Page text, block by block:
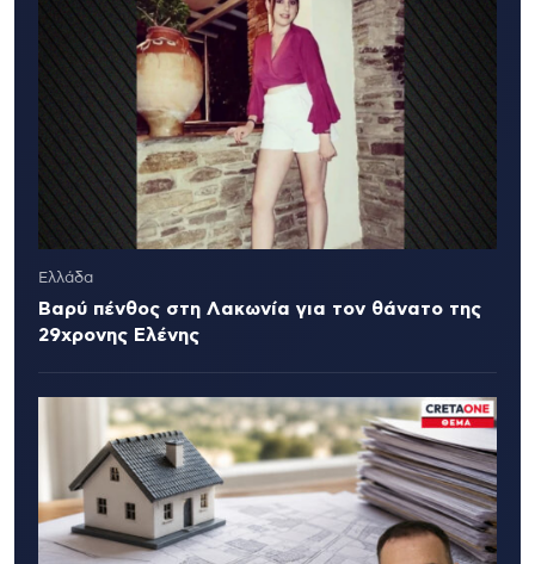
Ελλάδα
Βαρύ πένθος στη Λακωνία για τον θάνατο της
29χρονης Ελένης